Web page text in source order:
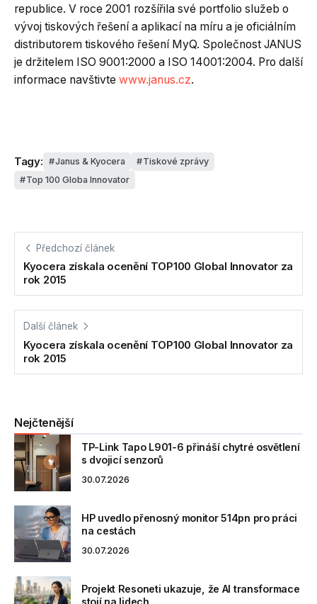
republice. V roce 2001 rozšířila své portfolio služeb o
vývoj tiskových řešení a aplikací na míru a je oficiálním
distributorem tiskového řešení MyQ. Společnost JANUS
je držitelem ISO 9001:2000 a ISO 14001:2004. Pro další
informace navštivte www.janus.cz.
Tagy: Janus & Kyocera
Tiskové zprávy
Top 100 Globa Innovator
Předchozí článek
Kyocera získala ocenění TOP100 Global Innovator za
rok 2015
Další článek
Kyocera získala ocenění TOP100 Global Innovator za
rok 2015
Nejčtenější
TP-Link Tapo L901-6 přináší chytré osvětlení
s dvojicí senzorů
30.07.2026
HP uvedlo přenosný monitor 514pn pro práci
na cestách
30.07.2026
Projekt Resoneti ukazuje, že AI transformace